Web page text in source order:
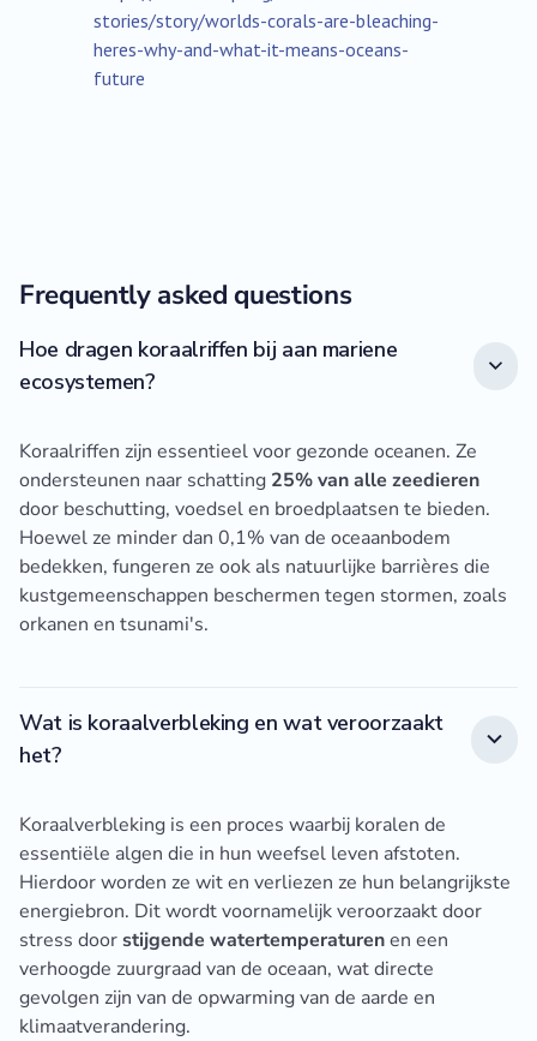
stories/story/worlds-corals-are-bleaching-
heres-why-and-what-it-means-oceans-
future
Frequently asked questions
Hoe dragen koraalriffen bij aan mariene
ecosystemen?
Koraalriffen zijn essentieel voor gezonde oceanen. Ze
ondersteunen naar schatting 25% van alle zeedieren
door beschutting, voedsel en broedplaatsen te bieden.
Hoewel ze minder dan 0,1% van de oceaanbodem
bedekken, fungeren ze ook als natuurlijke barrières die
kustgemeenschappen beschermen tegen stormen, zoals
orkanen en tsunami's.
Wat is koraalverbleking en wat veroorzaakt
het?
Koraalverbleking is een proces waarbij koralen de
essentiële algen die in hun weefsel leven afstoten.
Hierdoor worden ze wit en verliezen ze hun belangrijkste
energiebron. Dit wordt voornamelijk veroorzaakt door
stress doorstijgende watertemperaturenen een
verhoogde zuurgraad van de oceaan, wat directe
gevolgen zijn van de opwarming van de aarde en
klimaatverandering.